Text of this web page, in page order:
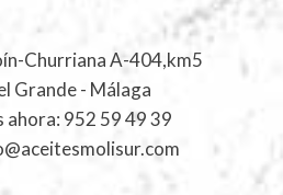
Churriana A-404,km5
Grande - Málaga
ahora: 952 59 49 39